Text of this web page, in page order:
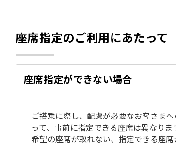
座席指定のご利用にあたって
座席指定ができない場合
ご搭乗に際し、配慮が必要なお客さま
って、事前に指定できる座席は異なりま
希望の座席が取れない、指定できる座